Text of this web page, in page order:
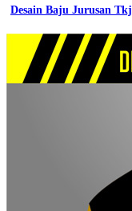
Desain Baju Jurusan Tkj